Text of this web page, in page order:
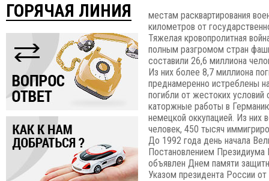
ГОРЯЧАЯ ЛИНИЯ
местам расквартирования
километров от
Тяжелая кровопролитная
полным разгромом стран
составили 26,6 миллиона
Из них более 8,7 миллиона
преднамеренно истреблены
погибли от жестоких
каторжные работы в
немецкой оккупацией. Из них
человек, 450 тысяч
До 1992 года день начала
Постановлением
объявлен Днем памяти
Указом президента России